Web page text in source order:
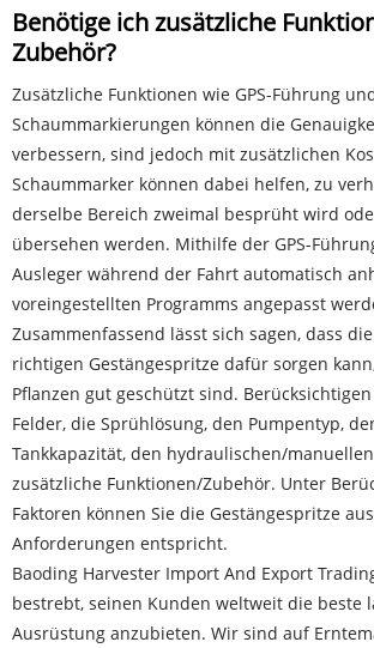
Benötige ich zusätzliche
Zubehör?
Zusätzliche Funktionen wie GPS-Führung
Schaummarkierungen können die
verbessern, sind jedoch mit zusätzlichen
Schaummarker können dabei helfen, zu
derselbe Bereich zweimal besprüht wird
übersehen werden. Mithilfe der GPS-
Ausleger während der Fahrt automatisch
voreingestellten Programms angepasst
Zusammenfassend lässt sich sagen, dass
richtigen Gestängespritze dafür sorgen
Pflanzen gut geschützt sind.
Felder, die Sprühlösung, den Pumpentyp,
Tankkapazität, den hydraulischen/
zusätzliche Funktionen/Zubehör. Unter
Faktoren können Sie die Gestängespritze
Anforderungen entspricht.
Baoding Harvester Import And Export
bestrebt, seinen Kunden weltweit die beste
Ausrüstung anzubieten. Wir sind auf